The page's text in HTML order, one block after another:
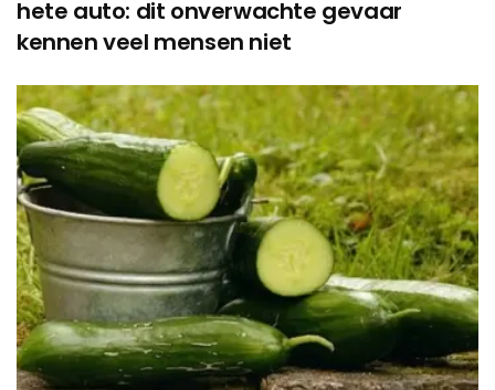
hete auto: dit onverwachte gevaar
kennen veel mensen niet